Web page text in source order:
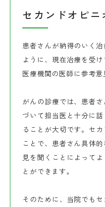
セカンドオピニ
患者さんが納得のいく
ように、現在治療を受
医療機関の医師に参考意
がんの診療では、患者
づいて担当医と十分に
ることが大切です。セ
ことで、患者さん具体
見を聞くことによって
とができます。
そのために、当院でも